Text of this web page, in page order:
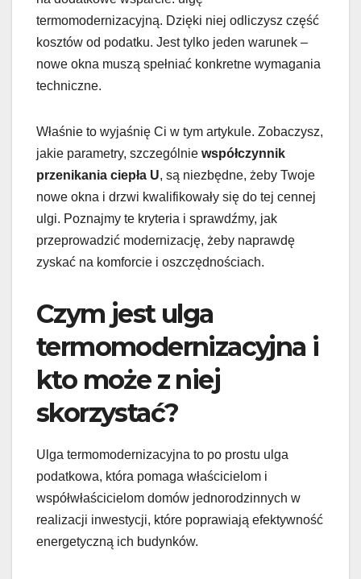
termomodernizacyjną. Dzięki niej odliczysz część
kosztów od podatku. Jest tylko jeden warunek –
nowe okna muszą spełniać konkretne wymagania
techniczne.
Właśnie to wyjaśnię Ci w tym artykule. Zobaczysz,
jakie parametry, szczególnie współczynnik
przenikania ciepła U, są niezbędne, żeby Twoje
nowe okna i drzwi kwalifikowały się do tej cennej
ulgi. Poznajmy te kryteria i sprawdźmy, jak
przeprowadzić modernizację, żeby naprawdę
zyskać na komforcie i oszczędnościach.
Czym jest ulga
termomodernizacyjna i
kto może z niej
skorzystać?
Ulga termomodernizacyjna to po prostu ulga
podatkowa, która pomaga właścicielom i
współwłaścicielom domów jednorodzinnych w
realizacji inwestycji, które poprawiają efektywność
energetyczną ich budynków.